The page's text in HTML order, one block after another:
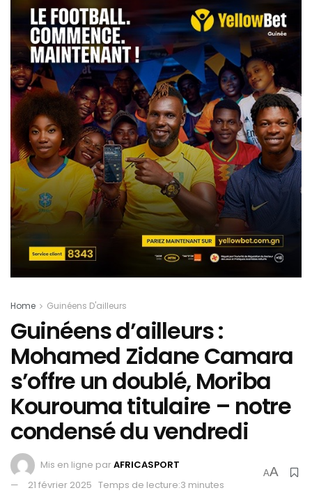
Home Guinéens D'ailleurs
Guinéens d’ailleurs :
Mohamed Zidane Camara
s’offre un doublé, Moriba
Kourouma titulaire – notre
condensé du vendredi
Mis en ligne parAFRICASPORT
21 février 2025 Temps de lecture:3 minutes
AA